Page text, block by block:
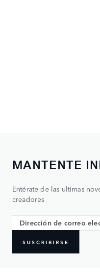
MANTENTE
Entérate de las ultimas
creadores
SUSCRIBIRSE